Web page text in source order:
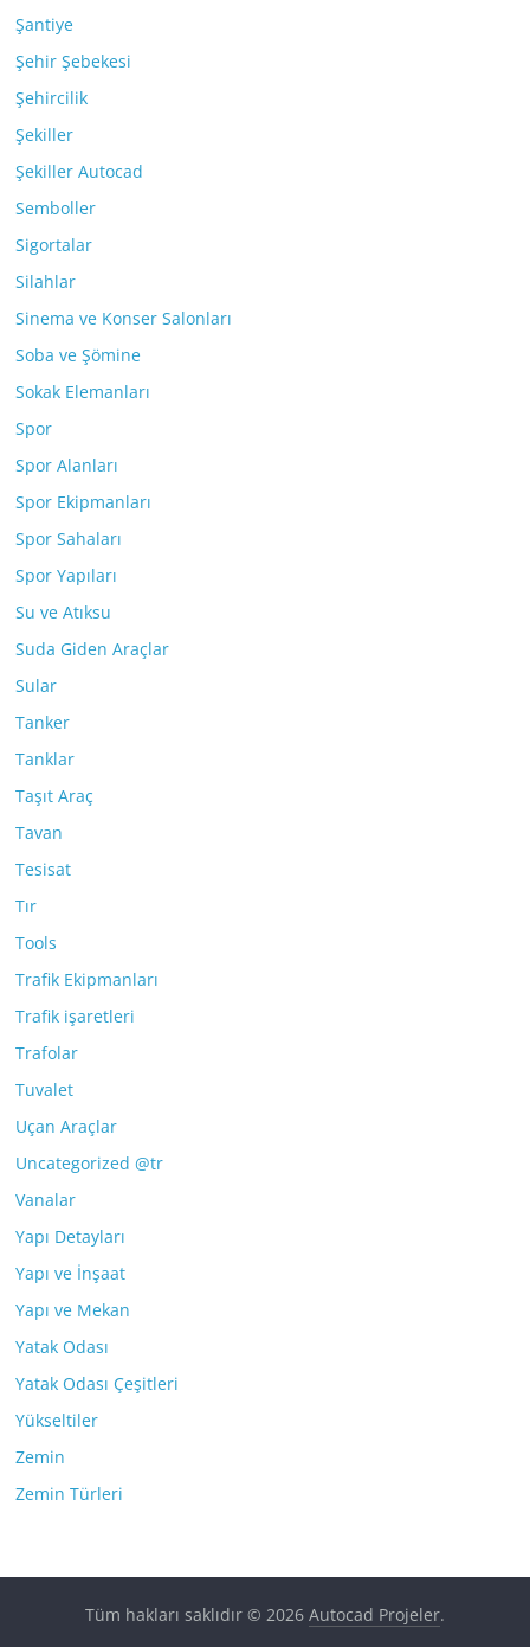
Şantiye
Şehir Şebekesi
Şehircilik
Şekiller
Şekiller Autocad
Semboller
Sigortalar
Silahlar
Sinema ve Konser Salonları
Soba ve Şömine
Sokak Elemanları
Spor
Spor Alanları
Spor Ekipmanları
Spor Sahaları
Spor Yapıları
Su ve Atıksu
Suda Giden Araçlar
Sular
Tanker
Tanklar
Taşıt Araç
Tavan
Tesisat
Tır
Tools
Trafik Ekipmanları
Trafik işaretleri
Trafolar
Tuvalet
Uçan Araçlar
Uncategorized @tr
Vanalar
Yapı Detayları
Yapı ve İnşaat
Yapı ve Mekan
Yatak Odası
Yatak Odası Çeşitleri
Yükseltiler
Zemin
Zemin Türleri
Tüm hakları saklıdır © 2026 Autocad Projeler.